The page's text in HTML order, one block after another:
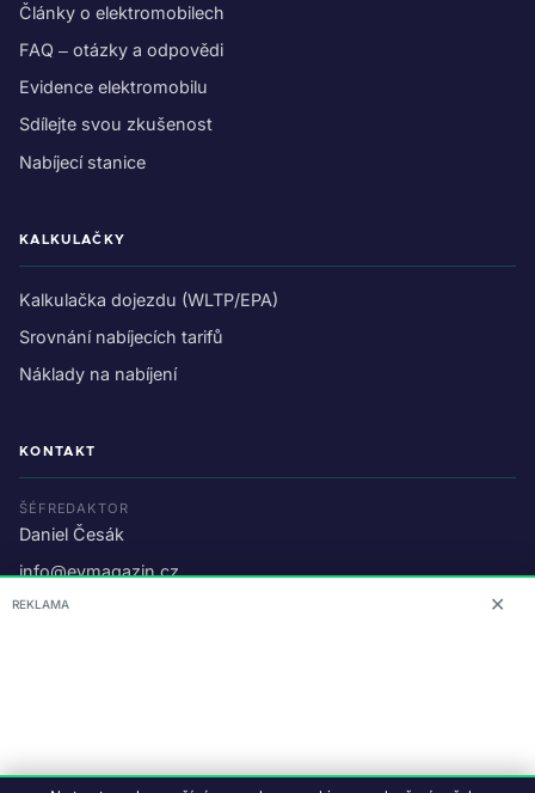
Články o elektromobilech
FAQ – otázky a odpovědi
Evidence elektromobilu
Sdílejte svou zkušenost
Nabíjecí stanice
KALKULAČKY
Kalkulačka dojezdu (WLTP/EPA)
Srovnání nabíjecích tarifů
Náklady na nabíjení
KONTAKT
ŠÉFREDAKTOR
Daniel Česák
info@evmagazin.cz
O nás
REKLAMA ✕